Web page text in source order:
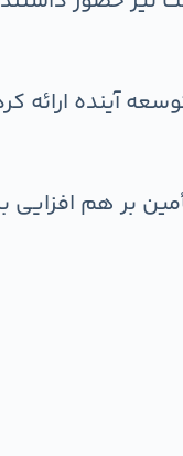
آینده ارائه
بر هم